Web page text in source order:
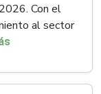
Con el
al sector